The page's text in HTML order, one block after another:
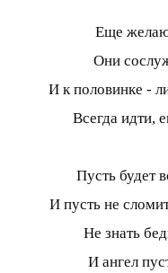
Еще желаю
Они
И к половинке -
Всегда идти,
Пусть будет
И пусть не
Не знать
И ангел